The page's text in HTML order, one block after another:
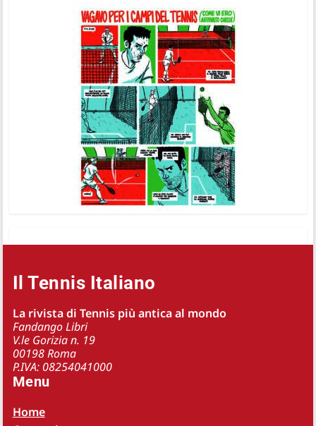
Il Tennis Italiano
La rivista di Tennis più antica al mondo
Fandango Libri
V.le Gorizia n. 19
00198 Roma
P.IVA: 08254041000
Menu
Home